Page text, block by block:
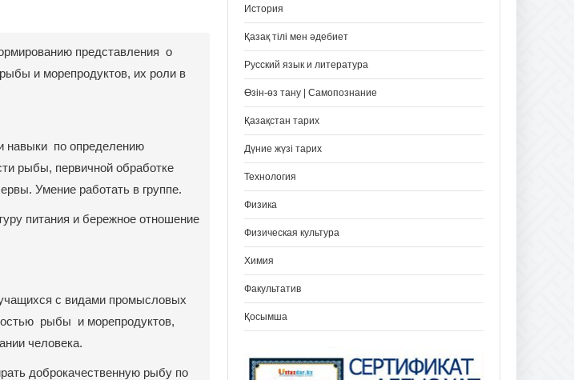
представления о
и морепродуктов, их роли в
навыки по определению
рыбы, первичной обработке
Умение работать в группе.
питания и бережное отношение
с видами промысловых
рыбы и морепродуктов,
человека.
доброкачественную рыбу по
История
Қазақ тілі мен әдебиет
Русский язык и литература
Өзін-өз тану | Самопознание
Қазақстан тарих
Дүние жүзі тарих
Технология
Физика
Физическая культура
Химия
Факультатив
Қосымша